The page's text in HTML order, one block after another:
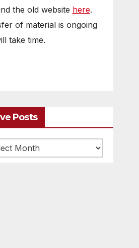
the old website here.
of material is ongoing
take time.
Posts